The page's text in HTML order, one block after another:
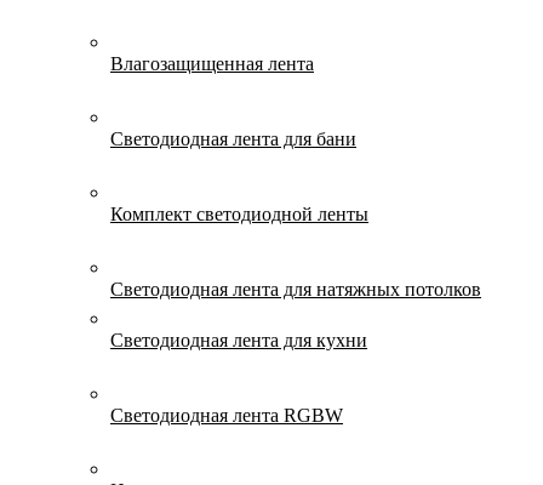
Влагозащищенная лента
Светодиодная лента для бани
Комплект светодиодной ленты
Светодиодная лента для натяжных потолков
Светодиодная лента для кухни
Светодиодная лента RGBW